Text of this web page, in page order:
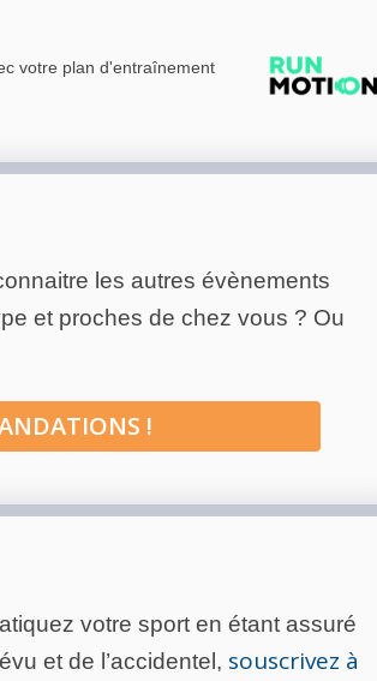
votre plan d'entraînement
les autres évènements
et proches de chez vous ? Ou
!
votre sport en étant assuré
et de l’accidentel, souscrivez à